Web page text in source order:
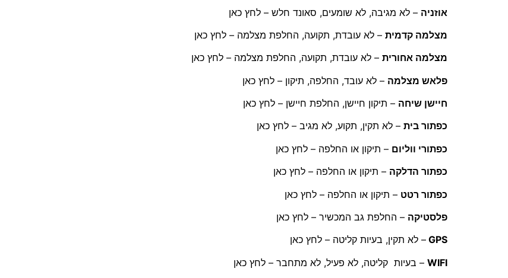
אוזניה – לא מגיבה, לא שומעים, סאונד חלש – לחץ כאן
מצלמה קדמית – לא עובדת, תקועה, החלפת מצלמה – לחץ כאן
מצלמה אחורית – לא עובדת, תקועה, החלפת מצלמה – לחץ כאן
פלאש מצלמה – לא עובד, החלפה, תיקון – לחץ כאן
חיישן שיחה – תיקון חיישן, החלפת חיישן – לחץ כאן
כפתור בית – לא תקין, תקוע, לא מגיב – לחץ כאן
כפתורי ווליום – תיקון או החלפה – לחץ כאן
כפתור הדלקה – תיקון או החלפה – לחץ כאן
כפתור רטט – תיקון או החלפה – לחץ כאן
פלסטיקה – החלפת גב המכשיר – לחץ כאן
GPS – לא תקין, בעיות קליטה – לחץ כאן
WIFI – בעיות קליטה, לא פעיל, לא מתחבר – לחץ כאן